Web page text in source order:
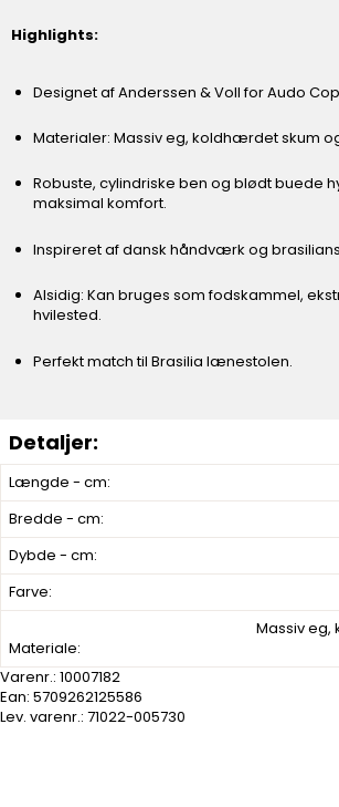
Længde - cm:
Bredde - cm:
Dybde - cm:
Farve:
Materiale:
Massiv
Varenr.: 10007182
Ean: 5709262125586
Lev. varenr.: 71022-005730
Highlights:
Designet af Anderssen & Voll for Audo
Materialer: Massiv eg, koldhærdet skum
Robuste, cylindriske ben og blødt buede
maksimal komfort.
Inspireret af dansk håndværk og
Alsidig: Kan bruges som fodskammel,
hvilested.
Perfekt match til Brasilia lænestolen.